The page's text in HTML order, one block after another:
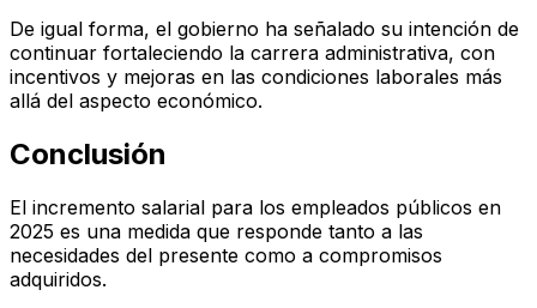
De igual forma, el gobierno ha señalado su intención de
continuar fortaleciendo la carrera administrativa, con
incentivos y mejoras en las condiciones laborales más
allá del aspecto económico.
Conclusión
El incremento salarial para los empleados públicos en
2025 es una medida que responde tanto a las
necesidades del presente como a compromisos
adquiridos.